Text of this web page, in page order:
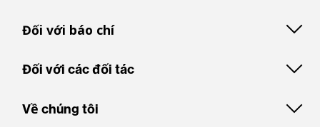
Đối với báo chí
Đối với các đối tác
Về chúng tôi